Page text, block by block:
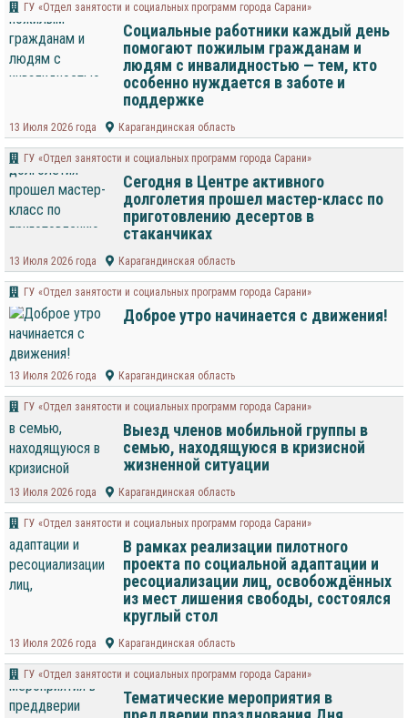
ГУ «Отдел занятости и социальных программ города Сарани»
Социальные работники каждый день
помогают пожилым гражданам и
людям с инвалидностью — тем, кто
особенно нуждается в заботе и
поддержке
13 Июля 2026 года Карагандинская область
ГУ «Отдел занятости и социальных программ города Сарани»
Сегодня в Центре активного
долголетия прошел мастер-класс по
приготовлению десертов в
стаканчиках
13 Июля 2026 года Карагандинская область
ГУ «Отдел занятости и социальных программ города Сарани»
Доброе утро начинается с движения!
13 Июля 2026 года Карагандинская область
ГУ «Отдел занятости и социальных программ города Сарани»
Выезд членов мобильной группы в
семью, находящуюся в кризисной
жизненной ситуации
13 Июля 2026 года Карагандинская область
ГУ «Отдел занятости и социальных программ города Сарани»
В рамках реализации пилотного
проекта по социальной адаптации и
ресоциализации лиц, освобождённых
из мест лишения свободы, состоялся
круглый стол
13 Июля 2026 года Карагандинская область
ГУ «Отдел занятости и социальных программ города Сарани»
Тематические мероприятия в